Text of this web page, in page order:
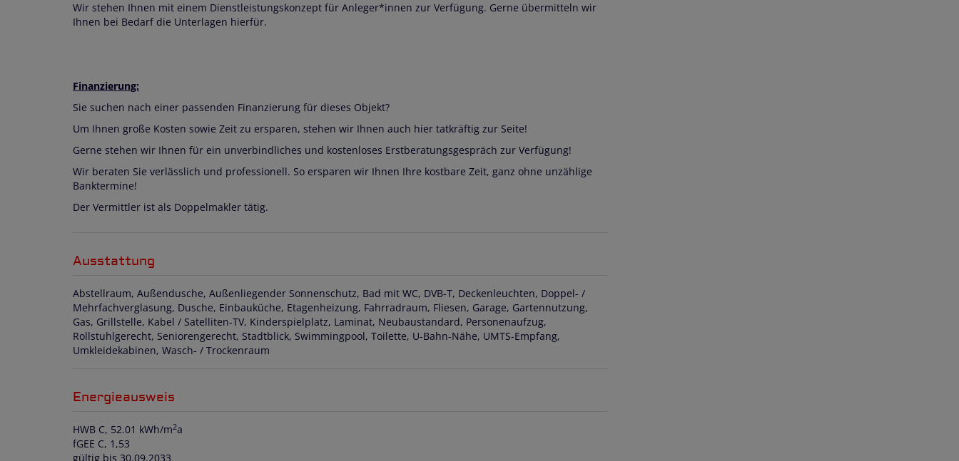
Wir stehen Ihnen mit einem Dienstleistungskonzept für Anleger*innen zur Verfügung. Gerne übermitteln wir
Ihnen bei Bedarf die Unterlagen hierfür.
Finanzierung:
Sie suchen nach einer passenden Finanzierung für dieses Objekt?
Um Ihnen große Kosten sowie Zeit zu ersparen, stehen wir Ihnen auch hier tatkräftig zur Seite!
Gerne stehen wir Ihnen für ein unverbindliches und kostenloses Erstberatungsgespräch zur Verfügung!
Wir beraten Sie verlässlich und professionell. So ersparen wir Ihnen Ihre kostbare Zeit, ganz ohne unzählige
Banktermine!
Der Vermittler ist als Doppelmakler tätig.
Ausstattung
Abstellraum Außendusche Außenliegender Sonnenschutz Bad mit WC DVB-T Deckenleuchten Doppel- /
Mehrfachverglasung Dusche Einbauküche Etagenheizung Fahrradraum Fliesen Garage Gartennutzung
Gas Grillstelle Kabel / Satelliten-TV Kinderspielplatz Laminat Neubaustandard Personenaufzug
Rollstuhlgerecht Seniorengerecht Stadtblick Swimmingpool Toilette U-Bahn-Nähe UMTS-Empfang
Umkleidekabinen Wasch- / Trockenraum
Energieausweis
HWB C, 52.01 kWh/m2a
fGEE C, 1,53
gültig bis 30.09.2033